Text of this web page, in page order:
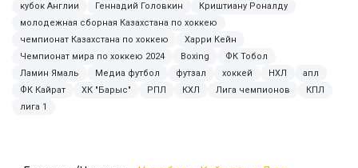
кубок Англии
Геннадий Головкин
Криштиану Роналду
молодежная сборная Казахстана по хоккею
чемпионат Казахстана по хоккею
Харри Кейн
Чемпионат мира по хоккею 2024
Boxing
ФК Тобол
Ламин Ямаль
Медиа футбол футзал хоккей НХЛ
апл
ФК Кайрат
ХК "Барыс" РПЛ КХЛ Лига чемпионов
КПЛ
лига 1